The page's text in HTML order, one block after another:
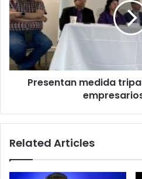
para
ayudar
a
empresarios
del
sur
Presentan medida
Related Articles